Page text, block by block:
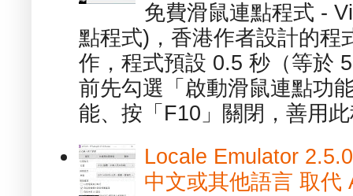
免費滑鼠連點程式 -
點程式)，香港作者設計的程
作，程式預設 0.5 秒（等於
前先勾選「啟動滑鼠連點功
能、按「F10」關閉，善用
Locale Emulator
中文或其他語言 取代